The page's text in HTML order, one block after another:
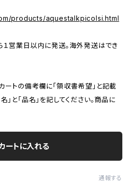
products/aquestalkpicolsi.html
１営業日以内に発送。海外発送はでき
ートの備考欄に「領収書希望」と記載
」と「品名」を記してください。商品に
ートに入れる
通報する